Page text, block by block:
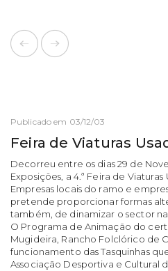
Publicado em 03/12/03
Feira de Viaturas
Decorreu entre os dias 29 de
Exposições, a 4.ª Feira de Viaturas
Empresas locais do ramo e
pretende proporcionar formas
também, de dinamizar o sector
O Programa de Animação do
Mugideira, Rancho Folclórico de
funcionamento das Tasquinhas
Associação Desportiva e Cultural